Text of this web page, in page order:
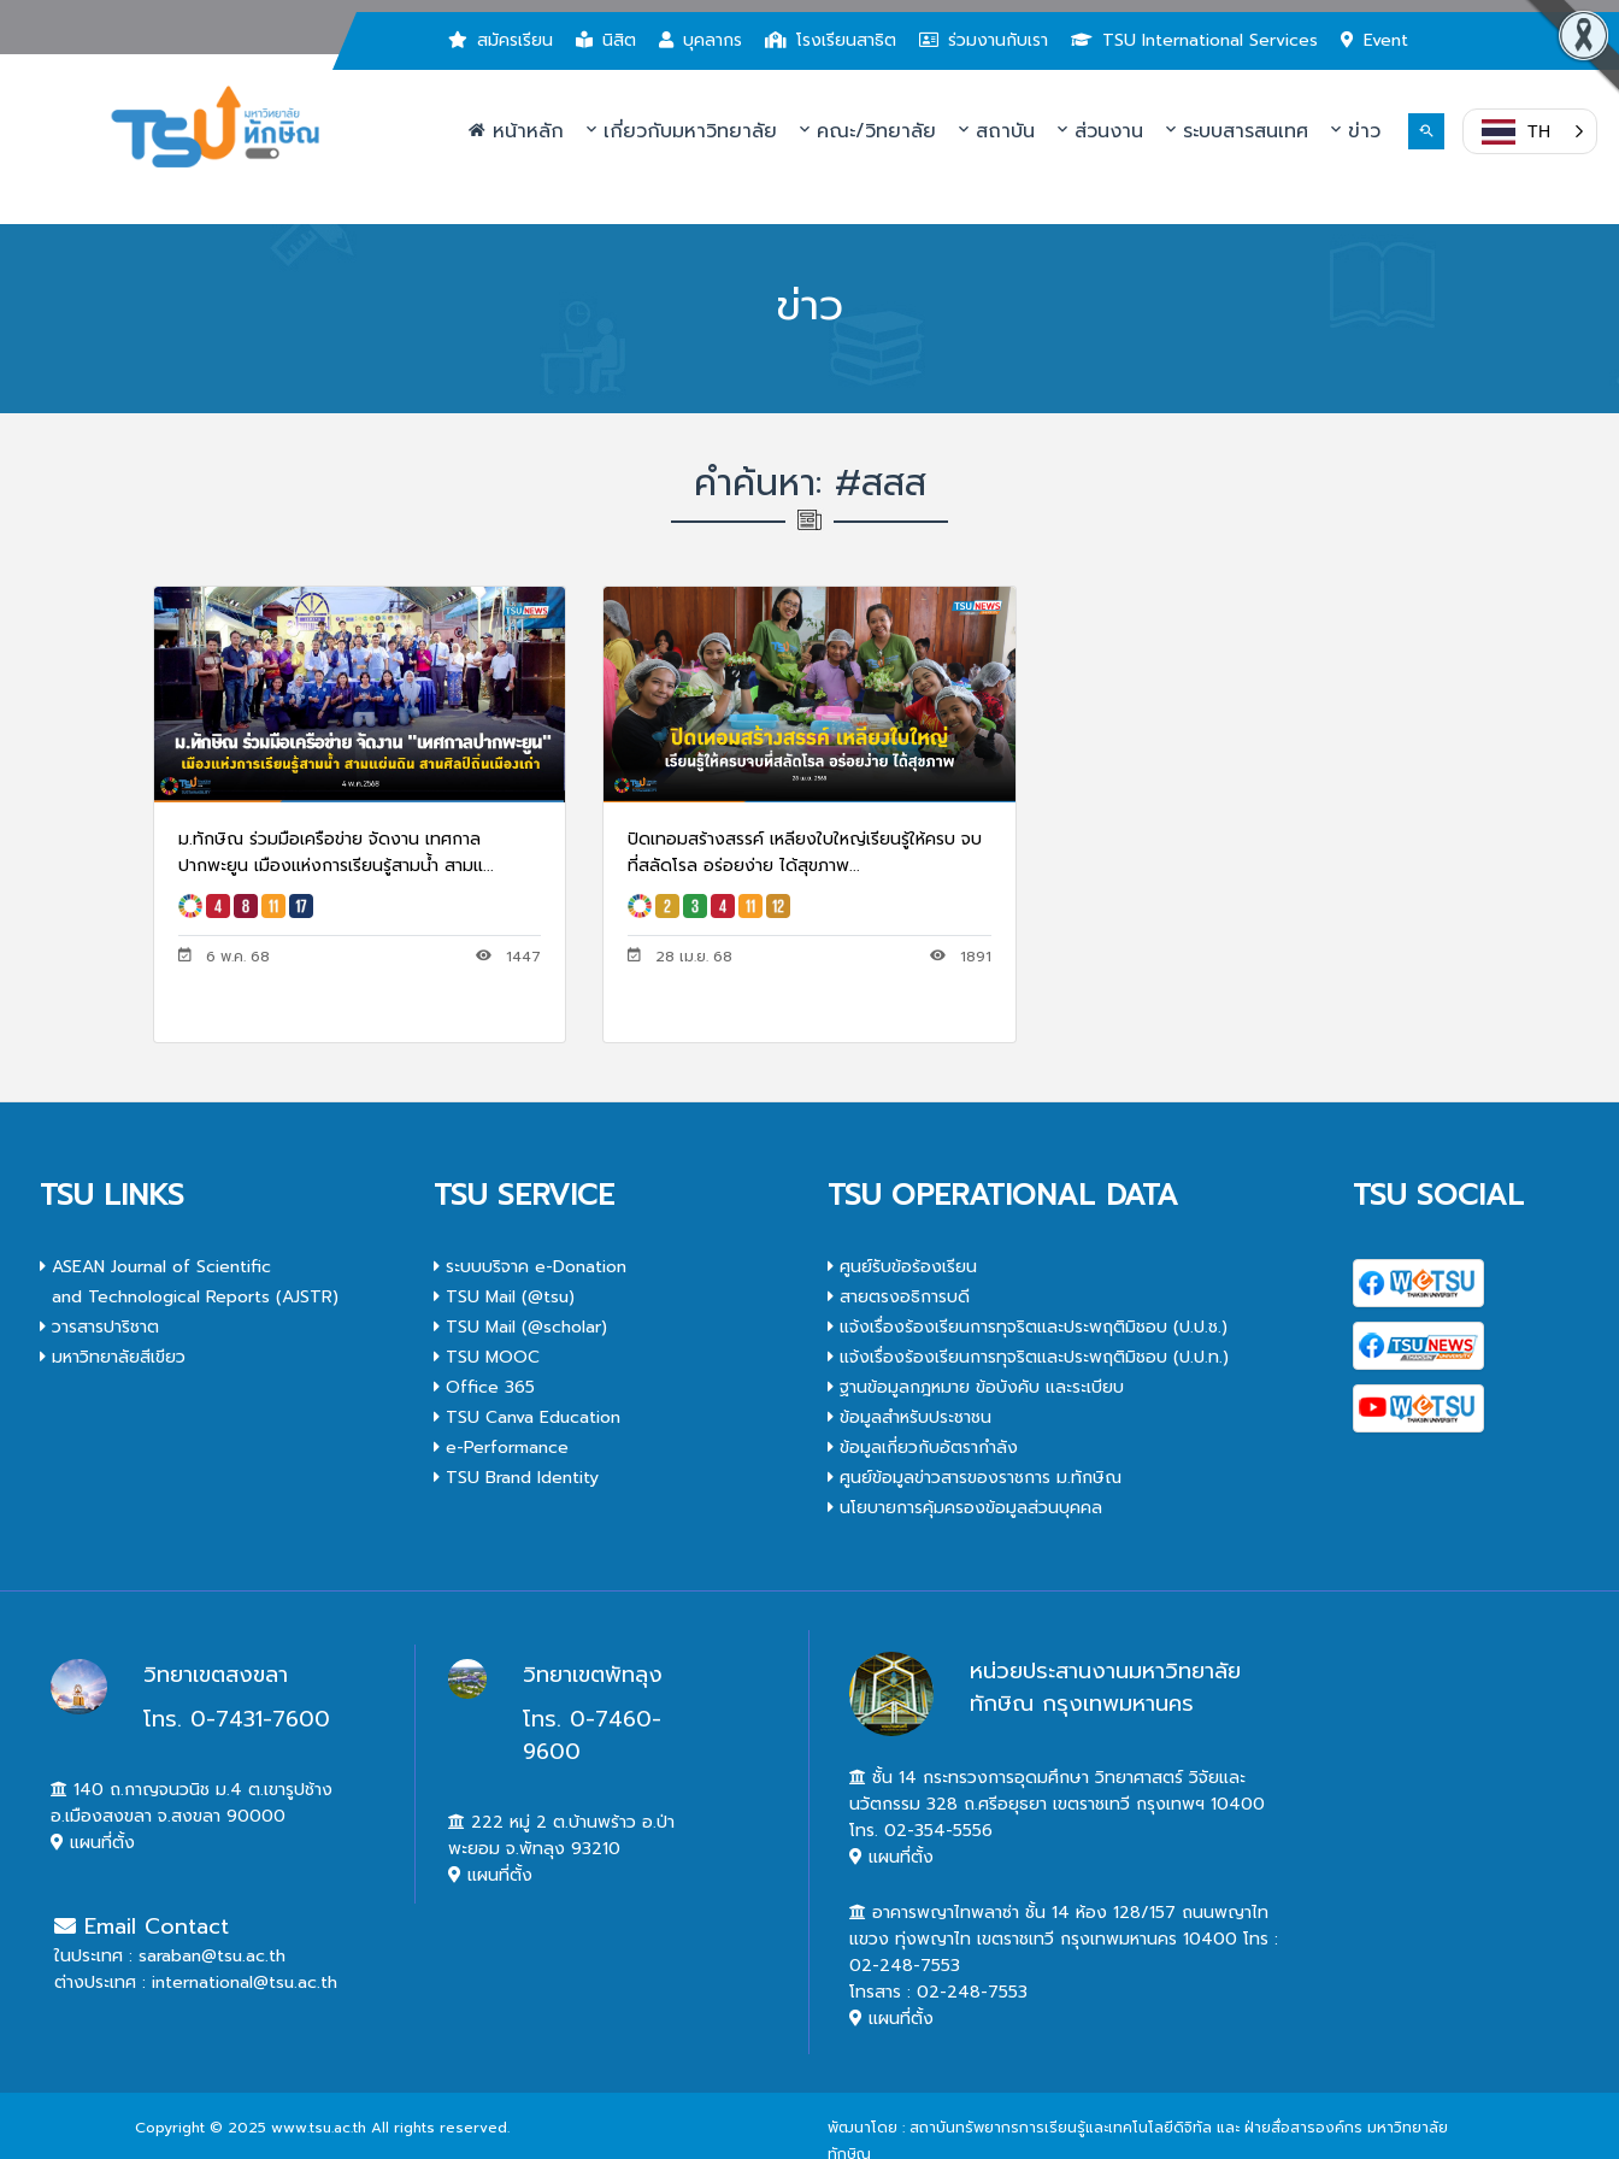
สมัครเรียน นิสิต บุคลากร โรงเรียนสาธิต ร่วมงานกับเรา TSU International Services Event
หน้าหลัก เกี่ยวกับมหาวิทยาลัย คณะ/วิทยาลัย สถาบัน ส่วนงาน ระบบสารสนเทศ ข่าว TH
ข่าว
คำค้นหา: #สสส
ม.ทักษิณ ร่วมมือเครือข่าย จัดงาน เทศกาล
ปากพะยูน เมืองแห่งการเรียนรู้สามน้ำ สามแ...
6 พ.ค. 68 1447
ปิดเทอมสร้างสรรค์ เหลียงใบใหญ่เรียนรู้ให้ครบ จบ
ที่สลัดโรล อร่อยง่าย ได้สุขภาพ...
28 เม.ย. 68 1891
TSU LINKS
ASEAN Journal of Scientific
and Technological Reports (AJSTR)
วารสารปาริชาต
มหาวิทยาลัยสีเขียว
TSU SERVICE
ระบบบริจาค e-Donation
TSU Mail (@tsu)
TSU Mail (@scholar)
TSU MOOC
Office 365
TSU Canva Education
e-Performance
TSU Brand Identity
TSU OPERATIONAL DATA
ศูนย์รับข้อร้องเรียน
สายตรงอธิการบดี
แจ้งเรื่องร้องเรียนการทุจริตและประพฤติมิชอบ (ป.ป.ช.)
แจ้งเรื่องร้องเรียนการทุจริตและประพฤติมิชอบ (ป.ป.ท.)
ฐานข้อมูลกฎหมาย ข้อบังคับ และระเบียบ
ข้อมูลสำหรับประชาชน
ข้อมูลเกี่ยวกับอัตรากำลัง
ศูนย์ข้อมูลข่าวสารของราชการ ม.ทักษิณ
นโยบายการคุ้มครองข้อมูลส่วนบุคคล
TSU SOCIAL
วิทยาเขตสงขลา
โทร. 0-7431-7600
140 ถ.กาญจนวนิช ม.4 ต.เขารูปช้าง
อ.เมืองสงขลา จ.สงขลา 90000
แผนที่ตั้ง
วิทยาเขตพัทลุง
โทร. 0-7460-
9600
222 หมู่ 2 ต.บ้านพร้าว อ.ป่า
พะยอม จ.พัทลุง 93210
แผนที่ตั้ง
Email Contact
ในประเทศ : saraban@tsu.ac.th
ต่างประเทศ : international@tsu.ac.th
หน่วยประสานงานมหาวิทยาลัย
ทักษิณ กรุงเทพมหานคร
ชั้น 14 กระทรวงการอุดมศึกษา วิทยาศาสตร์ วิจัยและ
นวัตกรรม 328 ถ.ศรีอยุธยา เขตราชเทวี กรุงเทพฯ 10400
โทร. 02-354-5556
แผนที่ตั้ง
อาคารพญาไทพลาซ่า ชั้น 14 ห้อง 128/157 ถนนพญาไท
แขวง ทุ่งพญาไท เขตราชเทวี กรุงเทพมหานคร 10400 โทร :
02-248-7553
โทรสาร : 02-248-7553
แผนที่ตั้ง
Copyright © 2025 www.tsu.ac.th All rights reserved.
พัฒนาโดย : สถาบันทรัพยากรการเรียนรู้และเทคโนโลยีดิจิทัล และ ฝ่ายสื่อสารองค์กร มหาวิทยาลัย
ทักษิณ